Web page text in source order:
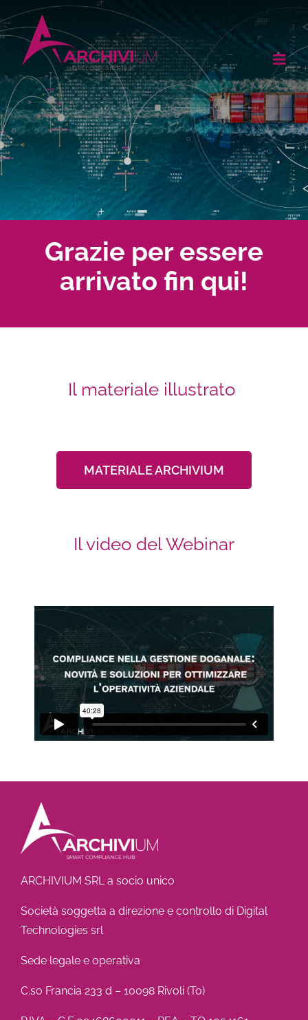
al
contenuto
Grazie per essere
arrivato fin qui!
Il materiale illustrato
MATERIALE ARCHIVIUM
Il video del Webinar
ARCHIVIUM SRL a socio unico
Società soggetta a direzione e controllo di Digital
Technologies srl
Sede legale e operativa
C.so Francia 233 d – 10098 Rivoli (To)